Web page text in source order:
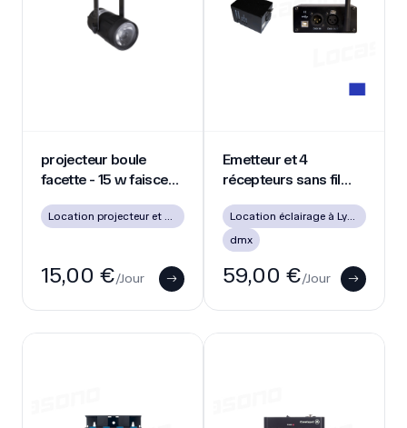
projecteur boule
facette - 15 w faisceau
15,00 €/Jour
Emetteur et 4
récepteurs sans fil
Location éclairage à Lyon (soirée, mariage, DJ)
dmx
59,00 €/Jour